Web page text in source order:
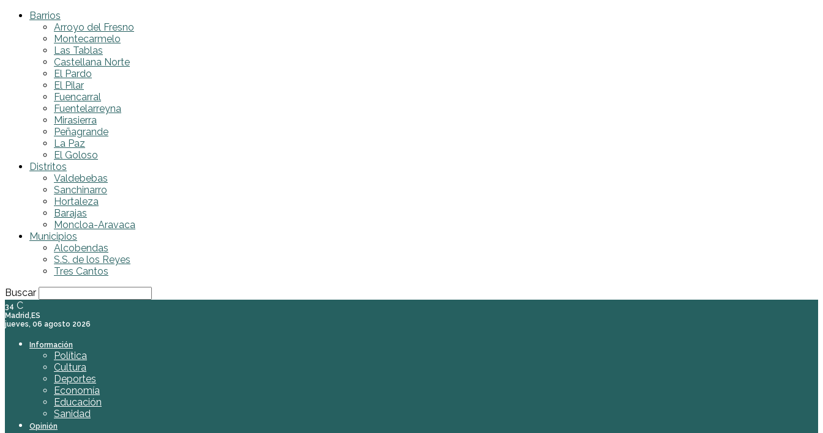
Barrios
Arroyo del Fresno
Montecarmelo
Las Tablas
Castellana Norte
El Pardo
El Pilar
Fuencarral
Fuentelarreyna
Mirasierra
Peñagrande
La Paz
El Goloso
Distritos
Valdebebas
Sanchinarro
Hortaleza
Barajas
Moncloa-Aravaca
Municipios
Alcobendas
S.S. de los Reyes
Tres Cantos
Buscar
34 C
Madrid,ES
jueves, 06 agosto 2026
Información
Política
Cultura
Deportes
Economía
Educación
Sanidad
Opinión